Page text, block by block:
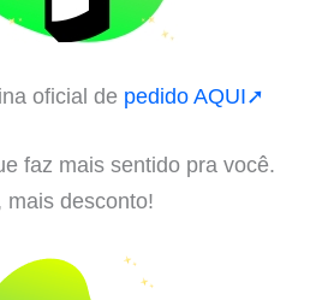
oficial de pedido AQUI➚
faz mais sentido pra você.
mais desconto!